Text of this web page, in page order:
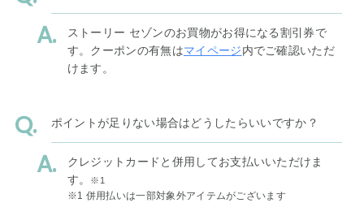
ストーリー セゾンのお買物がお得になる割引券で
す。クーポンの有無はマイページ内でご確認いただ
けます。
ポイントが足りない場合はどうしたらいいですか？
クレジットカードと併用してお支払いいただけま
す。
※1
※1 併用払いは一部対象外アイテムがございます